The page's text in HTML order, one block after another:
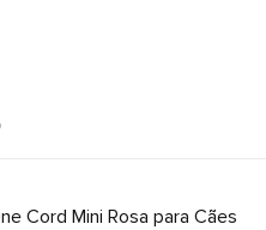
Cord Mini Rosa para Cães